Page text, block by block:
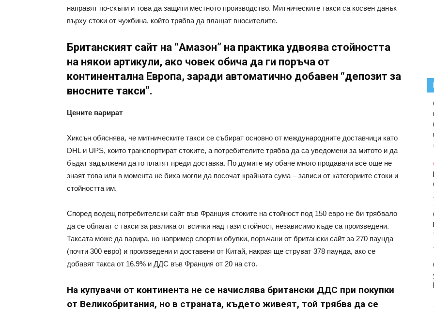
направят по-скъпи и това да защити местното производство. Митническите такси са косвен данък
върху стоки от чужбина, който трябва да плащат вносителите.
Британският сайт на “Амазон” на практика удвоява стойността
на някои артикули, ако човек обича да ги поръча от
континентална Европа, заради автоматично добавен “депозит за
вносните такси”.
Цените варират
Хиксън обяснява, че митническите такси се събират основно от международните доставчици като
DHL и UPS, които транспортират стоките, а потребителите трябва да са уведомени за митото и да
бъдат задължени да го платят преди доставка. По думите му обаче много продавачи все още не
знаят това или в момента не биха могли да посочат крайната сума – зависи от категориите стоки и
стойността им.
Според водещ потребителски сайт във Франция стоките на стойност под 150 евро не би трябвало
да се облагат с такси за разлика от всички над тази стойност, независимо къде са произведени.
Таксата може да варира, но например спортни обувки, поръчани от британски сайт за 270 паунда
(почти 300 евро) и произведени и доставени от Китай, накрая ще струват 378 паунда, ако се
добавят такса от 16.9% и ДДС във Франция от 20 на сто.
На купувачи от континента не се начислява британски ДДС при покупки
от Великобритания, но в страната, където живеят, той трябва да се